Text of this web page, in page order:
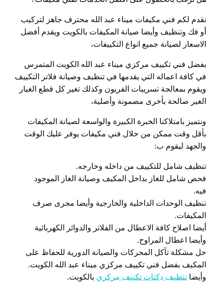
نقدم لكم فني مكيفات ميناء عبد الله محترف جاهز لتركيب
أو فك وتنظيف وأيضا صيانة المكيفات بالكويت ويقدم أفضل
الاسعار لصيانة جميع انواع التكييفات،
بفضل فني تكييف مركزي ميناء عبد الله الكويت المتمرس
في كافة اعماله التي يقدمها في تنظيف وصيانة فلاتر التكييف
ويقوم بمعالجة تسريبات الفريون وكذلك تغير كل قطع الغيار
الغير صالحة بأخرى مضمونة وأصلية،
ونتميز بامتلاكنا الخبرة الكبيرة والواسعة لصيانة المكيفات
بأقل وقت ممكن من خلال فني مكيفات يوفر عليك الوقت
والجهد ليقوم ب:
تنظيف شامل للتكييف من داخله وخارجه.
فحص شامل للغاز بداخل المكيف وصيانة الغاز الموجود
فيه.
تنظيف الوحدات الداخلية والخارجية وأيضا مجرى صرف
المكيفات.
أيضا اصلاح كافة الاعطال من الفلاتر والدوائر الكهربائية
وأيضا اعطال المراوح.
حل مشكلة تآكل المحركات والصيانة الدورية للحفاظ على
المكيف بفضل فني تكييف مركزي ميناء عبد الله الكويت.
وأيضا تنظيف دكتات تكييف مركزي بالكويت.